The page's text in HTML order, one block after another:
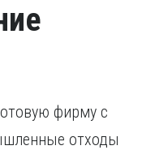
фирму с
отходы